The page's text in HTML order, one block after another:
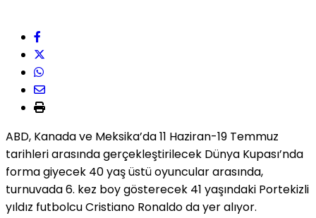
ABD, Kanada ve Meksika’da 11 Haziran-19 Temmuz
tarihleri arasında gerçekleştirilecek Dünya Kupası’nda
forma giyecek 40 yaş üstü oyuncular arasında,
turnuvada 6. kez boy gösterecek 41 yaşındaki Portekizli
yıldız futbolcu Cristiano Ronaldo da yer alıyor.